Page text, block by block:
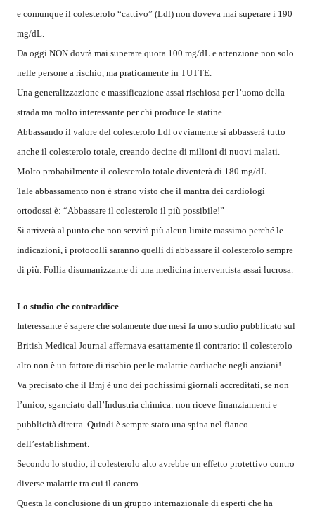
e comunque il colesterolo “cattivo” (Ldl) non doveva mai superare i 190
mg/dL.
Da oggi NON dovrà mai superare quota 100 mg/dL e attenzione non solo
nelle persone a rischio, ma praticamente in TUTTE.
Una generalizzazione e massificazione assai rischiosa per l’uomo della
strada ma molto interessante per chi produce le statine…
Abbassando il valore del colesterolo Ldl ovviamente si abbasserà tutto
anche il colesterolo totale, creando decine di milioni di nuovi malati.
Molto probabilmente il colesterolo totale diventerà di 180 mg/dL...
Tale abbassamento non è strano visto che il mantra dei cardiologi
ortodossi è: “Abbassare il colesterolo il più possibile!”
Si arriverà al punto che non servirà più alcun limite massimo perché le
indicazioni, i protocolli saranno quelli di abbassare il colesterolo sempre
di più. Follia disumanizzante di una medicina interventista assai lucrosa.
Lo studio che contraddice
Interessante è sapere che solamente due mesi fa uno studio pubblicato sul
British Medical Journal affermava esattamente il contrario: il colesterolo
alto non è un fattore di rischio per le malattie cardiache negli anziani!
Va precisato che il Bmj è uno dei pochissimi giornali accreditati, se non
l’unico, sganciato dall’Industria chimica: non riceve finanziamenti e
pubblicità diretta. Quindi è sempre stato una spina nel fianco
dell’establishment.
Secondo lo studio, il colesterolo alto avrebbe un effetto protettivo contro
diverse malattie tra cui il cancro.
Questa la conclusione di un gruppo internazionale di esperti che ha